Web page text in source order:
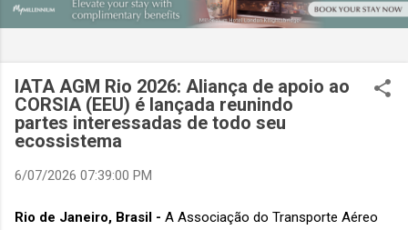
desse importante estudo de referência à indústria. (© SITA)
custa ao setor US$ 6,3 bilhões anualmente. Cada mala
extraviada acarreta um custo médio de US$ 260. Com um
lucro líquido médio de apenas US$ 8 por passageiro, uma mala
extraviada anula o lucro de mais de 30 assentos vendidos, e
IATA AGM Rio 2026: Aliança de apoio ao
CORSIA (EEU) é lançada reunindo
partes interessadas de todo seu
ecossistema
6/07/2026 07:39:00 PM
Rio de Janeiro, Brasil - A Associação do Transporte Aéreo